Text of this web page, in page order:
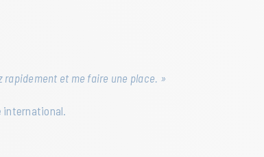
rapidement et me faire une place. »
international.